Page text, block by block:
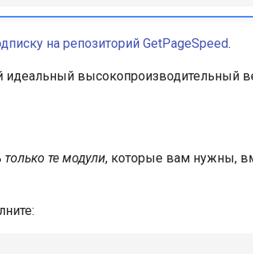
на репозиторий GetPageSpeed.
идеальный высокопроизводительный
только те модули, которые вам нужны,